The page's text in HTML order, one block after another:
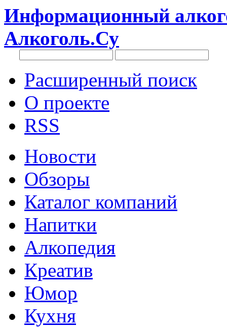
Информационный
Алкоголь.Су
Расширенный поиск
О проекте
RSS
Новости
Обзоры
Каталог компаний
Напитки
Алкопедия
Креатив
Юмор
Кухня